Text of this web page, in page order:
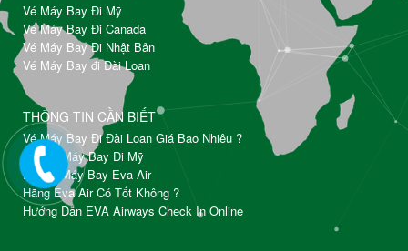
Vé Máy Bay Đi Mỹ
Vé Máy Bay Đi Canada
Vé Máy Bay Đi Nhật Bản
Vé Máy Bay đi Đài Loan
THÔNG TIN CẦN BIẾT
Vé Máy Bay Đi Đài Loan Giá Bao Nhiêu ?
Đặt Vé Máy Bay Đi Mỹ
Đổi Vé Máy Bay Eva Air
Hãng Eva Air Có Tốt Không ?
Hướng Dẫn EVA Airways Check In Online